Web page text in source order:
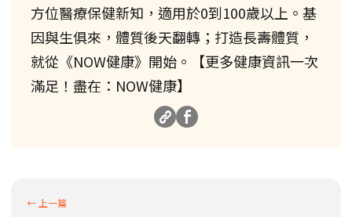
方位醫療保健新知，適用於0到100歲以上。基
因與生俱來，體質後天翻轉；打造長壽體質，
就從《NOW健康》開始。【更多健康資訊一次
滿足！盡在：NOW健康】